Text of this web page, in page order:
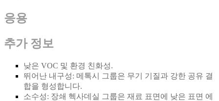
응용
추가 정보
낮은 VOC 및 환경 친화성.
뛰어난 내구성: 메톡시 그룹은 무기 기질과 강한 공유 결
합을 형성합니다.
소수성: 장쇄 헥사데실 그룹은 재료 표면에 낮은 표면 에